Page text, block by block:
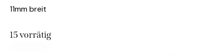
11mm breit
15 vorrätig